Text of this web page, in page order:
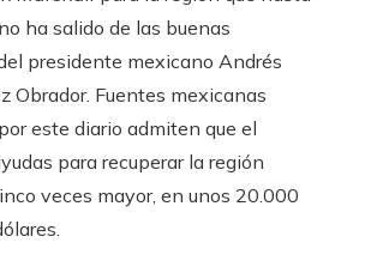
ha salido de las buenas
presidente mexicano Andrés
Obrador. Fuentes mexicanas
este diario admiten que el
para recuperar la región
veces mayor, en unos 20.000